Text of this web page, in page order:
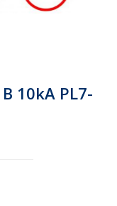
10kA PL7-